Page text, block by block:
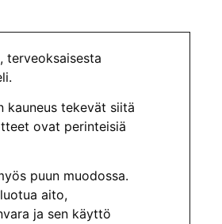
terveoksaisesta
kauneus tekevät siitä
ovat perinteisiä
puun muodossa.
aito,
ja sen käyttö